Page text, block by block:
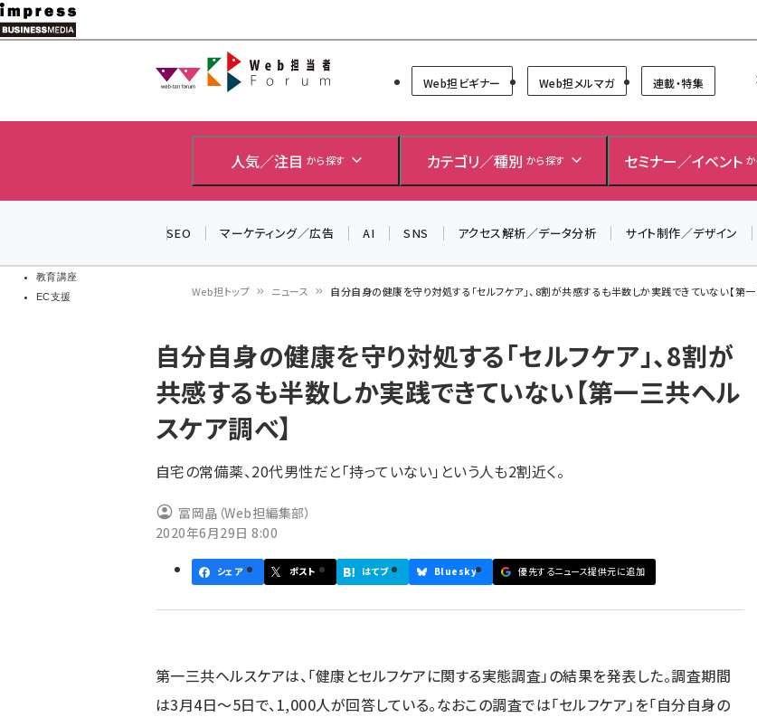
メ
イ
教育講座
EC支援
Web担当者Forum
Web担ビギナー Web担メルマガ 連載・特集
人気／注目 から探す カテゴリ／種別 から探す セミナー／イベント
SEO マーケティング／広告 AI SNS アクセス解析／データ分析 サイト制作／デザイン
ン
く
ず
Web担トップ ニュース 自分自身の健康を守り対処する「セルフケア」、8割が共感するも半数しか実践できていない【第
自分自身の健康を守り対処する「セルフケア」、8割が
共感するも半数しか実践できていない【第一三共ヘル
スケア調べ】
自宅の常備薬、20代男性だと「持っていない」という人も2割近く。
冨岡晶（Web担編集部）
2020年6月29日 8:00
シェア ポスト はてブ Bluesky 優先するニュース提供元に追加
第一三共ヘルスケアは、「健康とセルフケアに関する実態調査」の結果を発表した。調査期間
は3月4日～5日で、1,000人が回答している。なおこの調査では「セルフケア」を「自分自身の
＼ 読者アンケートにご協力ください ／
▼アンケートページはこちらから▼